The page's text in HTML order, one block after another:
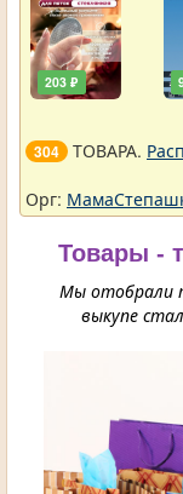
203 ₽
304 ТОВАРА.
Орг:
Товары -
Мы отобрали
выкупе